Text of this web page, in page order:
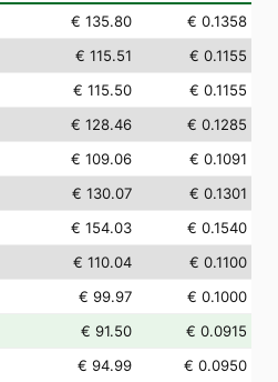
€ 135.80
€ 0.1358
€ 115.51
€ 0.1155
€ 115.50
€ 0.1155
€ 128.46
€ 0.1285
€ 109.06
€ 0.1091
€ 130.07
€ 0.1301
€ 154.03
€ 0.1540
€ 110.04
€ 0.1100
€ 99.97
€ 0.1000
€ 91.50
€ 0.0915
€ 94.99
€ 0.0950